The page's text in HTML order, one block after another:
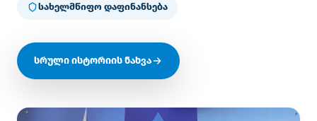
სახელმწიფო დაფინანსება
სრული ისტორიის ნახვა